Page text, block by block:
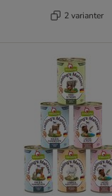
2 varianter